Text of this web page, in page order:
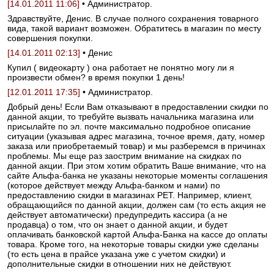
[14.01.2011 11:06] • Администратор.
Здравствуйте, Денис. В случае полного сохранения товарного
вида, такой вариант возможен. Обратитесь в магазин по месту
совершения покупки.
[14.01.2011 02:13] • Денис
Купил ( видеокарту ) она работает не понятно могу ли я
произвести обмен? в время покупки 1 день!
[12.01.2011 17:35] • Администратор.
Добрый день! Если Вам отказывают в предоставлении скидки по
данной акции, то требуйте вызвать начальника магазина или
присылайте по эл. почте максимально подробное описание
ситуации (указывая адрес магазина, точное время, дату, номер
заказа или приобретаемый товар) и мы разберемся в причинах
проблемы. Мы еще раз заострим внимание на скидках по
данной акции. При этом хотим обратить Ваше внимание, что на
сайте Альфа-банка не указаны некоторые моменты соглашения
(которое действует между Альфа-банком и нами) по
предоставлению скидки в магазинах РЕТ. Например, клиент,
обращающийся по данной акции, должен сам (то есть акция не
действует автоматически) предупредить кассира (а не
продавца) о том, что он знает о данной акции, и будет
оплачивать банковской картой Альфа-Банка на кассе до оплаты
товара. Кроме того, на некоторые товары скидки уже сделаны
(то есть цена в прайсе указана уже с учетом скидки) и
дополнительные скидки в отношении них не действуют.